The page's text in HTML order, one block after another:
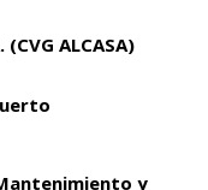
ALCASA)
y